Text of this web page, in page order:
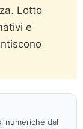
Lotto
e
numeriche dal